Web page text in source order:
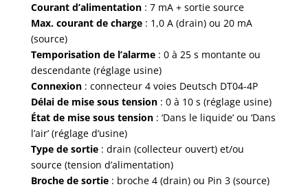
Courant d’alimentation: 7 mA + sortie source
Max. courant de charge: 1,0 A (drain) ou 20 mA
(source)
Temporisation de l’alarme: 0 à 25 s montante ou
descendante (réglage usine)
Connexion: connecteur 4 voies Deutsch DT04-4P
Délai de mise sous tension: 0 à 10 s (réglage usine)
État de mise sous tension: ‘Dans le liquide’ ou ‘Dans
l’air’ (réglage d’usine)
Type de sortie: drain (collecteur ouvert) et/ou
source (tension d’alimentation)
Broche de sortie: broche 4 (drain) ou Pin 3 (source)